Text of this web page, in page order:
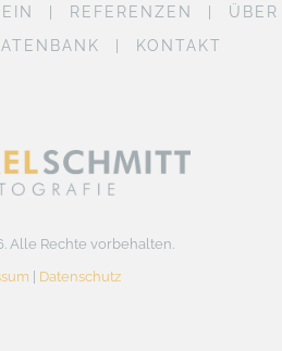
REFERENZEN
ÜBER
KONTAKT
Alle Rechte vorbehalten.
Datenschutz